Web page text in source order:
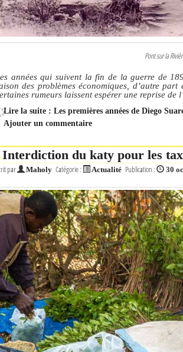
Pont sur la
années qui suivent la fin de la guerre de
des problèmes économiques, d’autre
rumeurs laissent espérer une reprise de
Lire la suite : Les premières années de Diego
Ajouter un commentaire
Interdiction du katy pour les
par Maholy Catégorie : Actualité Publication : 30